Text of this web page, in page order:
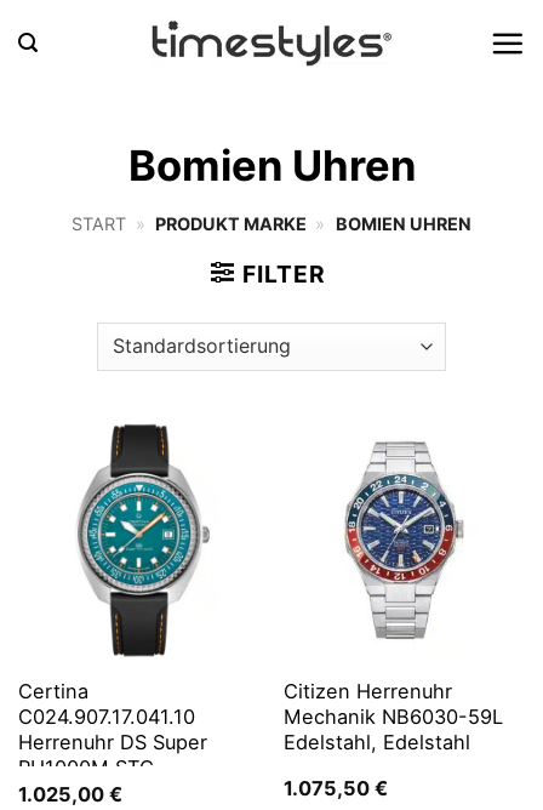
Inhalt
Bomien Uhren
START » PRODUKT MARKE » BOMIEN UHREN
FILTER
Certina
C024.907.17.041.10
Herrenuhr DS Super
PH1000M STC
1.025,00 €
Citizen Herrenuhr
Mechanik NB6030-59L
Edelstahl, Edelstahl
1.075,50 €